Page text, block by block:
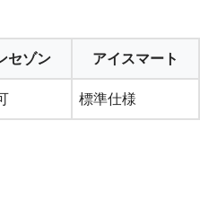
セゾン アイスマート
標準仕様